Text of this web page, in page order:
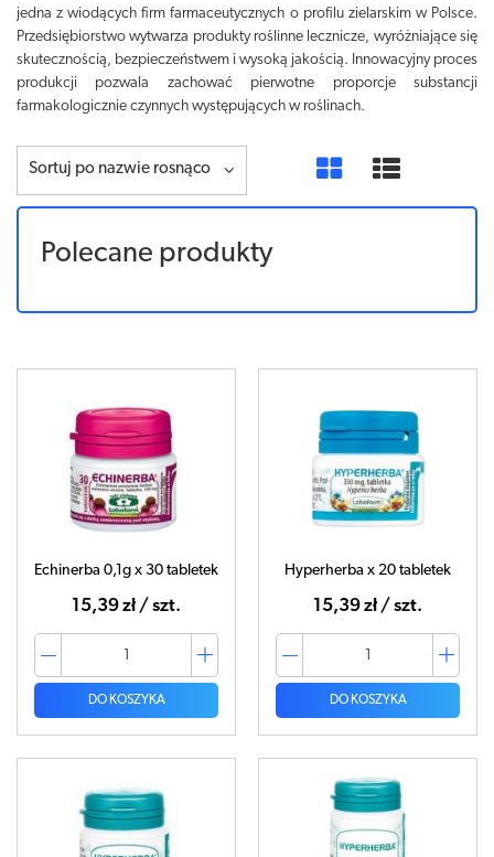
jedna z wiodących firm farmaceutycznych o profilu zielarskim w Polsce.
Przedsiębiorstwo wytwarza produkty roślinne lecznicze, wyróżniające się
skutecznością, bezpieczeństwem i wysoką jakością. Innowacyjny proces
produkcji pozwala zachować pierwotne proporcje substancji
farmakologicznie czynnych występujących w roślinach.
Sortuj po nazwie rosnąco
Polecane produkty
Echinerba 0,1g x 30 tabletek
15,39 zł / szt.
DO KOSZYKA
Hyperherba x 20 tabletek
15,39 zł / szt.
DO KOSZYKA